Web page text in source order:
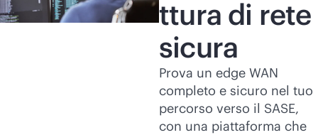
ttura di rete
sicura
Prova un edge WAN
completo e sicuro nel tuo
percorso verso il SASE,
con una piattaforma che